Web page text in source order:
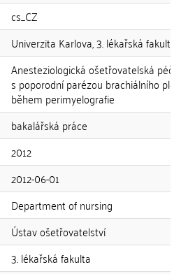
cs_CZ
Univerzita Karlova, 3. lékařská fakulta
Anesteziologická ošetřovatelská
s poporodní parézou brachiálního
během perimyelografie
bakalářská práce
2012
2012-06-01
Department of nursing
Ústav ošetřovatelství
3. lékařská fakulta